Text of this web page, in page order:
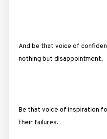
And be that voice of
nothing but disappointment.
Be that voice of inspiration
their failures.